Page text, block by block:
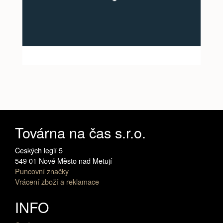
Továrna na čas s.r.o.
Českých legií 5
549 01 Nové Město nad Metují
Puncovní značky
Vrácení zboží a reklamace
INFO